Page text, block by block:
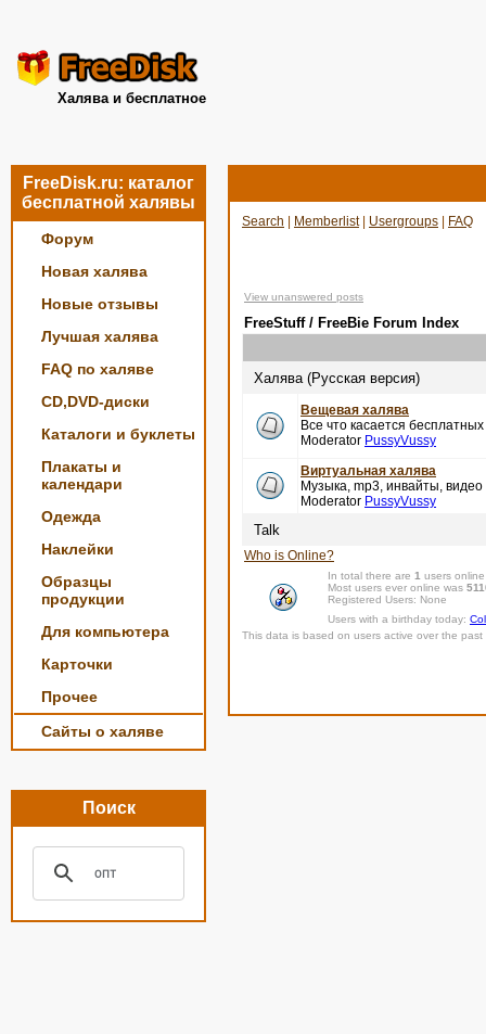
Халява и бесплатное
FreeDisk.ru: каталог
бесплатной халявы
Форум
Новая халява
Новые отзывы
Лучшая халява
FAQ по халяве
CD,DVD-диски
Каталоги и буклеты
Плакаты и
календари
Одежда
Наклейки
Образцы
продукции
Для компьютера
Карточки
Прочее
Сайты о халяве
Поиск
Search Memberlist| Usergroups FAQ
View unanswered posts
FreeStuff / FreeBie Forum Index
Халява (Русская версия)
Вещевая халява
Все что касается
Moderator PussyVussy
Виртуальная халява
Музыка, mp3, инвайты, видео
Moderator PussyVussy
Talk
Who is Online?
In total there are 1 users
Most users ever online was
Registered Users: None
Users with a birthday today:
This data is based on users active over the past